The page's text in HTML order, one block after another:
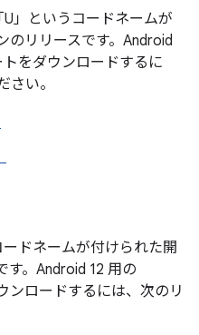
」というコードネームが
のリリースです。Android
をダウンロードするに
い。
ドネームが付けられた開
す。Android 12 用の
ンロードするには、次のリ